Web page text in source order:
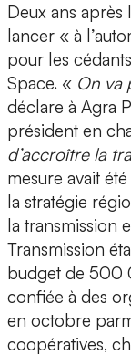
Deux ans après
lancer « à
pour les
Space. « On va
déclare à Agra
président en
d’accroître la
mesure avait
la stratégie
la transmission
Transmission
budget de 500
confiée à des
en octobre
coopératives,